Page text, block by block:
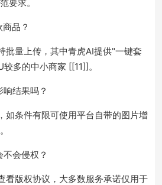
要求。
品？
批量上传，其中青虎AI提供"一键套
多的中小商家 [[11]]。
结果吗？
如条件有限可使用平台自带的图片增
会侵权？
看版权协议，大多数服务承诺仅用于